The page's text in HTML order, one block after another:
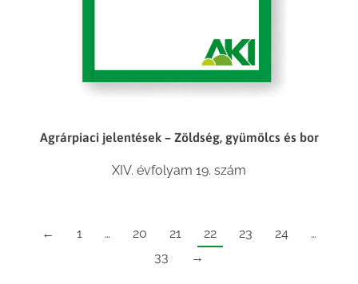
Agrárpiaci jelentések – Zöldség, gyümölcs és bor
XIV. évfolyam 19. szám
← 1 … 20 21 22 23 24
…
33
→